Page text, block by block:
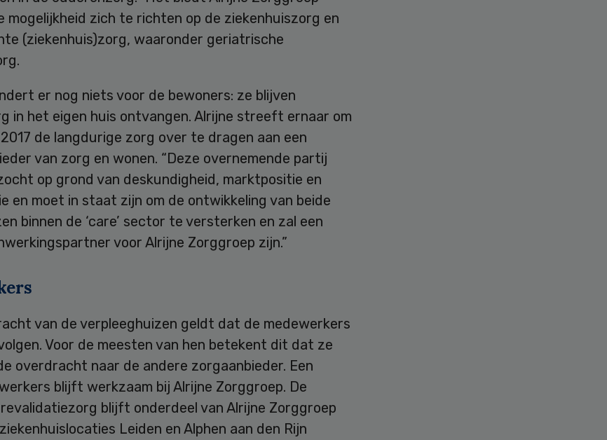
mogelijkheid zich te richten op de ziekenhuiszorg en
(ziekenhuis)zorg, waaronder geriatrische
er nog niets voor de bewoners: ze blijven
in het eigen huis ontvangen. Alrijne streeft ernaar om
de langdurige zorg over te dragen aan een
van zorg en wonen. “Deze overnemende partij
op grond van deskundigheid, marktpositie en
en moet in staat zijn om de ontwikkeling van beide
binnen de ‘care’ sector te versterken en zal een
voor Alrijne Zorggroep zijn.”
van de verpleeghuizen geldt dat de medewerkers
Voor de meesten van hen betekent dit dat ze
overdracht naar de andere zorgaanbieder. Een
blijft werkzaam bij Alrijne Zorggroep. De
blijft onderdeel van Alrijne Zorggroep
Leiden en Alphen aan den Rijn